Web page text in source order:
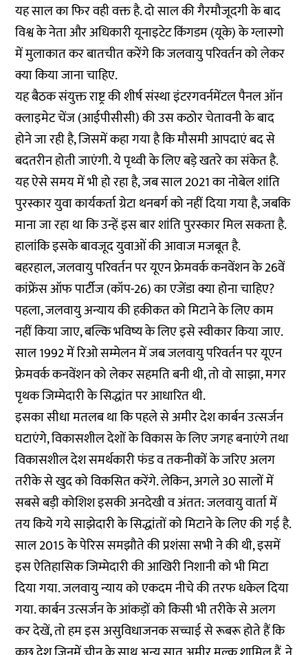
यह साल का फिर वही वक्त है. दो साल की गैरमौजूदगी के बाद
विश्व के नेता और अधिकारी यूनाइटेट किंगडम (यूके) के ग्लास्गो
में मुलाकात कर बातचीत करेंगे कि जलवायु परिवर्तन को लेकर
क्या किया जाना चाहिए.
यह बैठक संयुक्त राष्ट्र की शीर्ष संस्था इंटरगवर्नमेंटल पैनल ऑन
क्लाइमेट चेंज (आईपीसीसी) की उस कठोर चेतावनी के बाद
होने जा रही है, जिसमें कहा गया है कि मौसमी आपदाएं बद से
बदतरीन होती जाएंगी. ये पृथ्वी के लिए बड़े खतरे का संकेत है.
यह ऐसे समय में भी हो रहा है, जब साल 2021 का नोबेल शांति
पुरस्कार युवा कार्यकर्ता ग्रेटा थनबर्ग को नहीं दिया गया है, जबकि
माना जा रहा था कि उन्हें इस बार शांति पुरस्कार मिल सकता है.
हालांकि इसके बावजूद युवाओं की आवाज मजबूत है.
बहरहाल, जलवायु परिवर्तन पर यूएन फ्रेमवर्क कनवेंशन के 26वें
कांफ्रेंस ऑफ पार्टीज (कॉप-26) का एजेंडा क्या होना चाहिए?
पहला, जलवायु अन्याय की हकीकत को मिटाने के लिए काम
नहीं किया जाए, बल्कि भविष्य के लिए इसे स्वीकार किया जाए.
साल 1992 में रिओ सम्मेलन में जब जलवायु परिवर्तन पर यूएन
फ्रेमवर्क कनवेंशन को लेकर सहमति बनी थी, तो वो साझा, मगर
पृथक जिम्मेदारी के सिद्धांत पर आधारित थी.
इसका सीधा मतलब था कि पहले से अमीर देश कार्बन उत्सर्जन
घटाएंगे, विकासशील देशों के विकास के लिए जगह बनाएंगे तथा
विकासशील देश समर्थकारी फंड व तकनीकों के जरिए अलग
तरीके से खुद को विकसित करेंगे. लेकिन, अगले 30 सालों में
सबसे बड़ी कोशिश इसकी अनदेखी व अंतत: जलवायु वार्ता में
तय किये गये साझेदारी के सिद्धांतों को मिटाने के लिए की गई है.
साल 2015 के पेरिस समझौते की प्रशंसा सभी ने की थी, इसमें
इस ऐतिहासिक जिम्मेदारी की आखिरी निशानी को भी मिटा
दिया गया. जलवायु न्याय को एकदम नीचे की तरफ धकेल दिया
गया. कार्बन उत्सर्जन के आंकड़ों को किसी भी तरीके से अलग
कर देखें, तो हम इस असुविधाजनक सच्चाई से रूबरू होते हैं कि